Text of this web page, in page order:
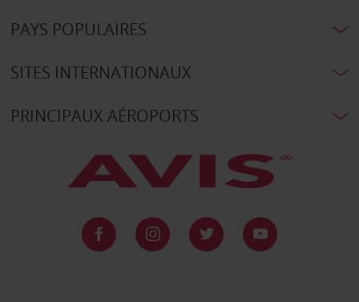
PAYS POPULAIRES
SITES INTERNATIONAUX
PRINCIPAUX AÉROPORTS